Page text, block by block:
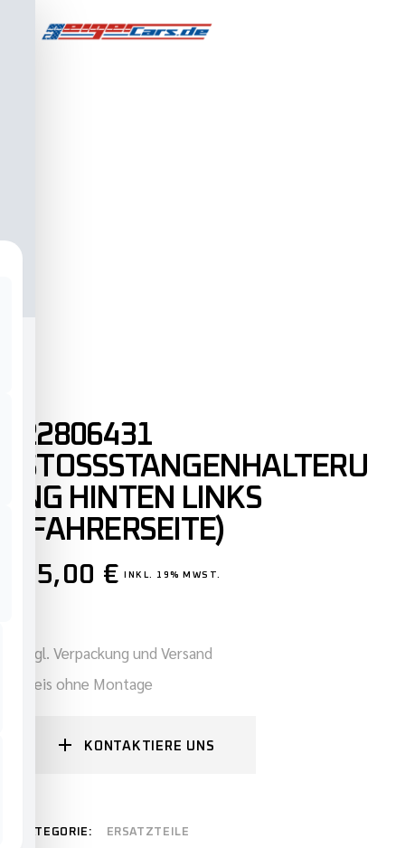
22806431
STOSSSTANGENHALTERUN
G HINTEN LINKS (
FAHRERSEITE)
45,00 € INKL. 19% MWST.
zzgl. Verpackung und Versand
Preis ohne Montage
KONTAKTIERE UNS
KATEGORIE: ERSATZTEILE